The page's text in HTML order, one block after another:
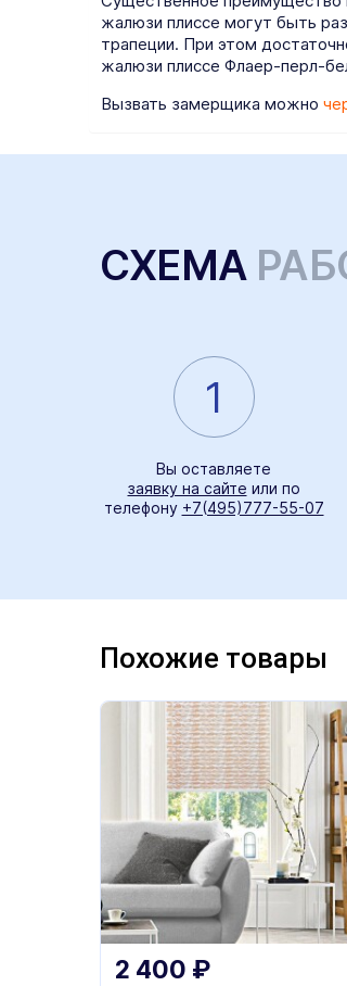
жалюзи плиссе могут быть
трапеции. При этом
жалюзи плиссе Флаер-перл-
Вызвать замерщика можно
СХЕМА
1
Вы оставляете
заявку на сайте или по
телефону +7(495)777-55-07
Похожие товары
2 400 ₽